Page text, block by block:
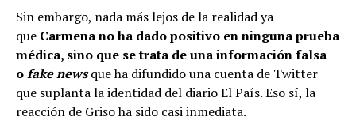
Sin embargo, nada más lejos de la realidad ya
que Carmena no ha dado positivo en ninguna prueba
médica, sino que se trata de una información falsa
ofake newsque ha difundido una cuenta de Twitter
que suplanta la identidad del diario El País. Eso sí, la
reacción de Griso ha sido casi inmediata.